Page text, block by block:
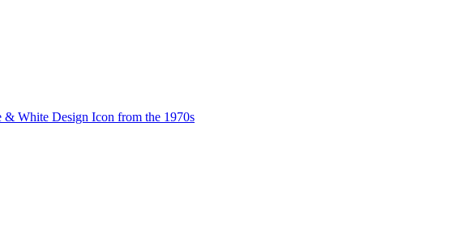
& White Design Icon from the 1970s